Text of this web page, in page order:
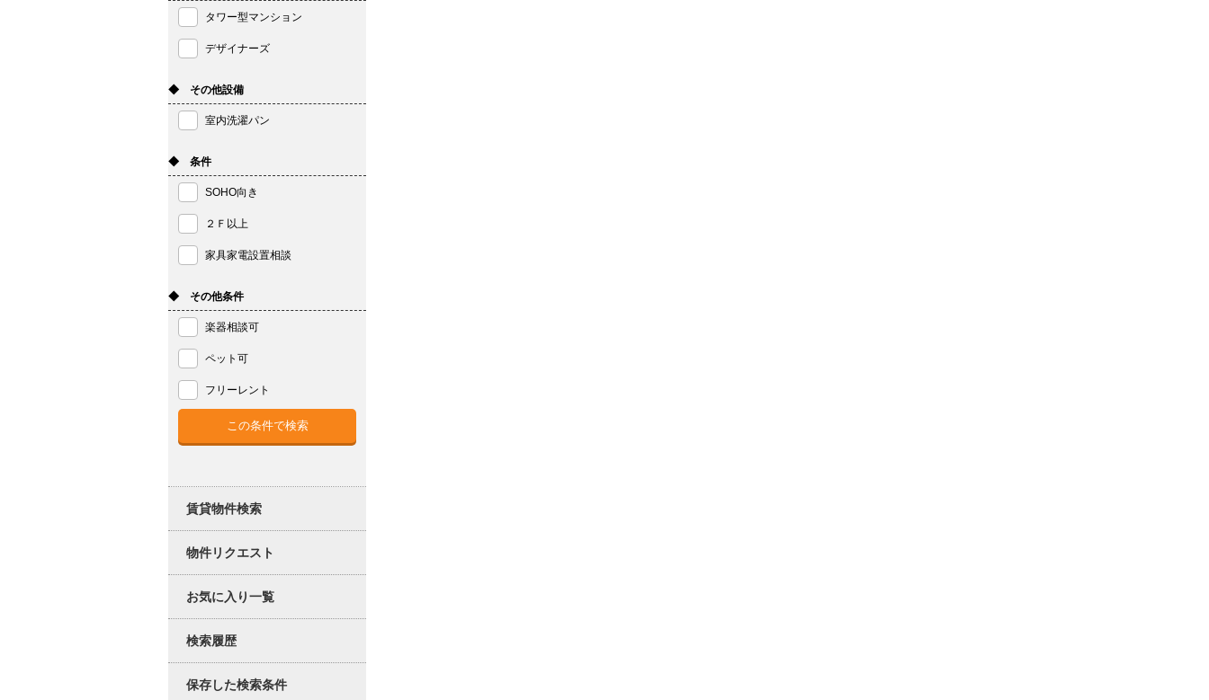
タワー型マンション
デザイナーズ
◆ その他設備
室内洗濯パン
◆ 条件
SOHO向き
２Ｆ以上
家具家電設置相談
◆ その他条件
楽器相談可
ペット可
フリーレント
賃貸物件検索
物件リクエスト
お気に入り一覧
検索履歴
保存した検索条件